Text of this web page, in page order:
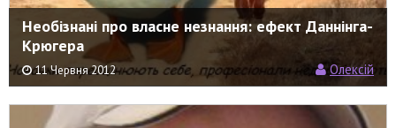
Необізнані про власне незнання: ефект Даннінга-
Крюгера
11 Червня 2012 Олексій